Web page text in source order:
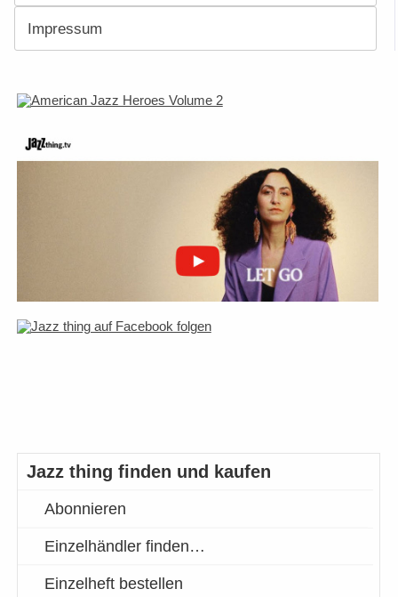
Impressum
Jazz thing finden und kaufen
Abonnieren
Einzelhändler finden…
Einzelheft bestellen